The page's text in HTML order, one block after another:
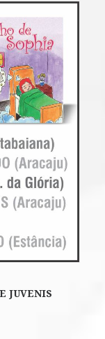
JUVENIS